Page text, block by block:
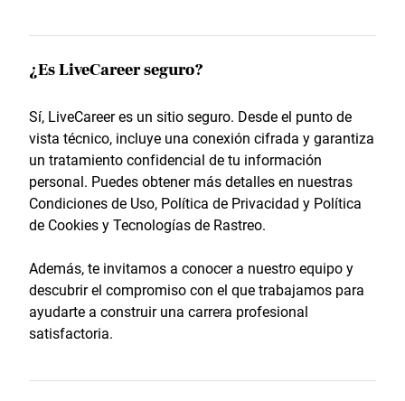
¿Es LiveCareer seguro?
Sí, LiveCareer es un sitio seguro. Desde el punto de
vista técnico, incluye una conexión cifrada y garantiza
un tratamiento confidencial de tu información
personal. Puedes obtener más detalles en nuestras
Condiciones de Uso, Política de Privacidad y Política
de Cookies y Tecnologías de Rastreo.
Además, te invitamos a conocer a nuestro equipo y
descubrir el compromiso con el que trabajamos para
ayudarte a construir una carrera profesional
satisfactoria.